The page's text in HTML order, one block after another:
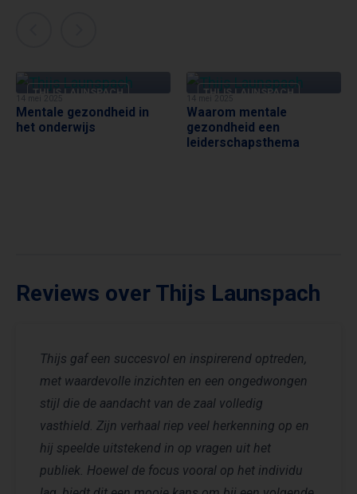
THIJS LAUNSPACH
Mentale gezondheid in
het onderwijs
THIJS LAUNSPACH
Waarom mentale
gezondheid een
leiderschapsthema
Reviews over Thijs Launspach
Thijs gaf een succesvol en inspirerend optreden,
met waardevolle inzichten en een ongedwongen
stijl die de aandacht van de zaal volledig
vasthield. Zijn verhaal riep veel herkenning op en
hij speelde uitstekend in op vragen uit het
publiek. Hoewel de focus vooral op het individu